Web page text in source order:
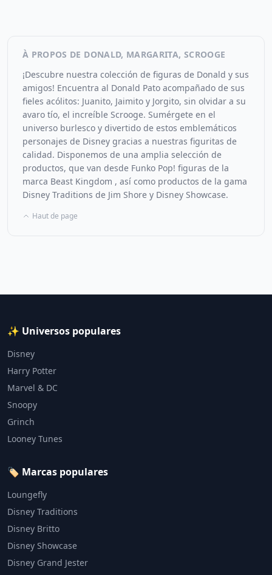
À PROPOS DE DONALD, MARGARITA, SCROOGE
¡Descubre nuestra colección de figuras de Donald y sus
amigos! Encuentra al Donald Pato acompañado de sus
fieles acólitos: Juanito, Jaimito y Jorgito, sin olvidar a su
avaro tío, el increíble Scrooge. Sumérgete en el
universo burlesco y divertido de estos emblemáticos
personajes de Disney gracias a nuestras figuritas de
calidad. Disponemos de una amplia selección de
productos, que van desde Funko Pop! figuras de la
marca Beast Kingdom , así como productos de la gama
Disney Traditions de Jim Shore y Disney Showcase.
Haut de page
✨ Universos populares
Disney
Harry Potter
Marvel & DC
Snoopy
Grinch
Looney Tunes
🏷️ Marcas populares
Loungefly
Disney Traditions
Disney Britto
Disney Showcase
Disney Grand Jester